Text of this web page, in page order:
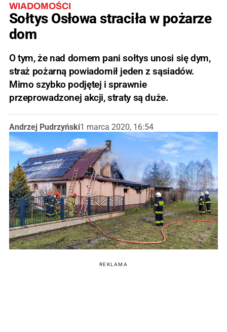
WIADOMOŚCI
Sołtys Osłowa straciła w pożarze
dom
O tym, że nad domem pani sołtys unosi się dym,
straż pożarną powiadomił jeden z sąsiadów.
Mimo szybko podjętej i sprawnie
przeprowadzonej akcji, straty są duże.
Andrzej Pudrzyński1 marca 2020, 16:54
REKLAMA